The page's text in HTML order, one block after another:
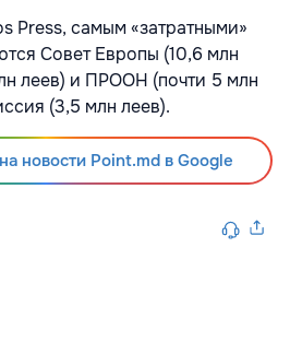
Press, самым «затратными»
Совет Европы (10,6 млн
леев) и ПРООН (почти 5 млн
(3,5 млн леев).
новости Point.md в Google